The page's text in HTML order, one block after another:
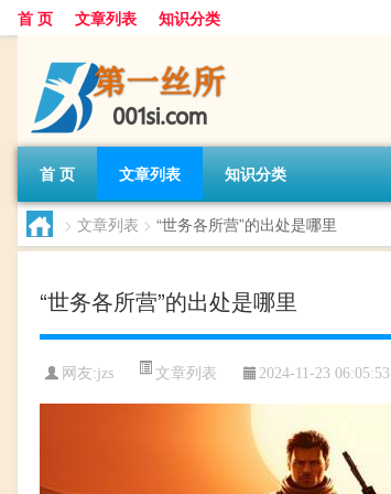
首 页 文章列表 知识分类
首 页 文章列表 知识分类
> 文章列表 > “世务各所营”的出处是哪里
“世务各所营”的出处是哪里
网友:jzs 文章列表 2024-11-23 06:05:53